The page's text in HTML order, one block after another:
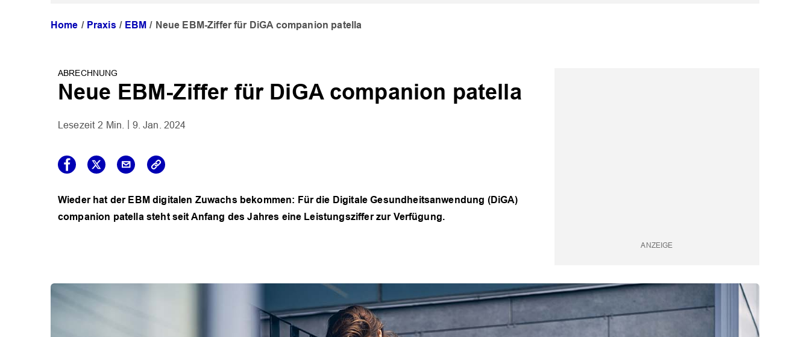
Home Praxis EBM Neue EBM-Ziffer für DiGA companion patella
ABRECHNUNG
Neue EBM-Ziffer für DiGA companion patella
2 Min. 9. Jan. 2024
Wieder hat der EBM digitalen Zuwachs bekommen: Für die Digitale Gesundheitsanwendung (DiGA)
companion patella steht seit Anfang des Jahres eine Leistungsziffer zur Verfügung.